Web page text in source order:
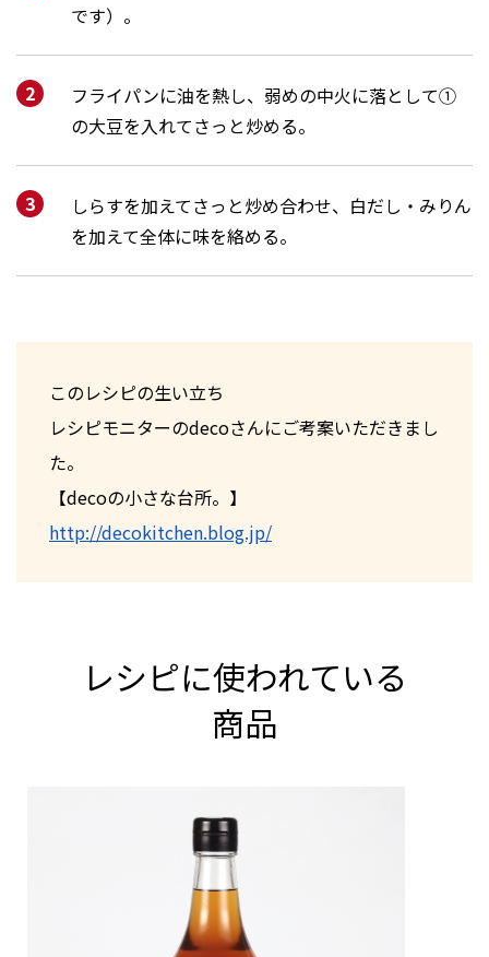
です）。
フライパンに油を熱し、弱めの中火に落として①
の大豆を入れてさっと炒める。
しらすを加えてさっと炒め合わせ、白だし・みりん
を加えて全体に味を絡める。
このレシピの生い立ち
レシピモニターのdecoさんにご考案いただきまし
た。
【decoの小さな台所。】
http://decokitchen.blog.jp/
レシピに使われている
商品